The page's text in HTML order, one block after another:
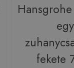
fekete